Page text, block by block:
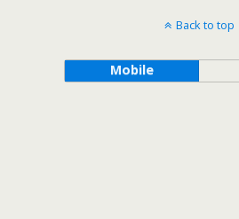
Back to top
Mobile